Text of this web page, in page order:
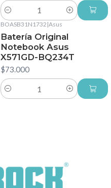
Cantidad
BOASB31N1732 |Asus
Batería Original
Notebook Asus
X571GD-BQ234T
$73.000
Cantidad